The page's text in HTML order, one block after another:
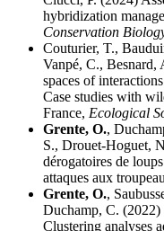
hybridization
Conservation
Couturier, T.,
Vanpé, C.,
spaces of
Case studies with
France, Ecological
Grente, O.,
S., Drouet-Hoguet,
dérogatoires de
attaques aux
Grente, O.,
Duchamp, C. (2022)
Clustering analyses